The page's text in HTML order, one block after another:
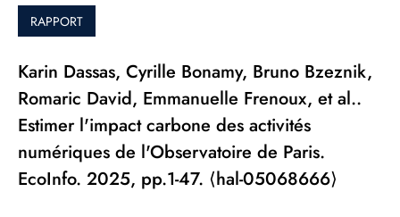
RAPPORT
Karin Dassas, Cyrille Bonamy, Bruno Bzeznik,
Romaric David, Emmanuelle Frenoux, et al..
Estimer l'impact carbone des activités
numériques de l'Observatoire de Paris.
EcoInfo. 2025, pp.1-47. ⟨hal-05068666⟩